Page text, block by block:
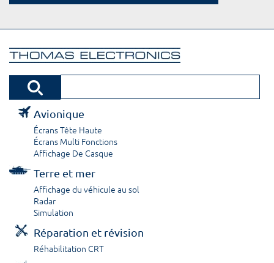
Avionique
Écrans Tête Haute
Écrans Multi Fonctions
Affichage De Casque
Terre et mer
Affichage du véhicule au sol
Radar
Simulation
Réparation et révision
Réhabilitation CRT